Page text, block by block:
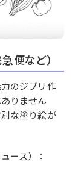
便など）
のジブリ作
りません
な塗り絵が
ース）：